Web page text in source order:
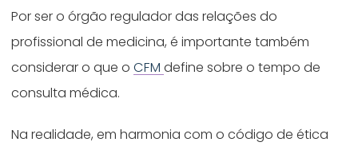
Por ser o órgão regulador das relações do
profissional de medicina, é importante também
considerar o que oCFMdefine sobre o tempo de
consulta médica.
Na realidade, em harmonia com o código de ética